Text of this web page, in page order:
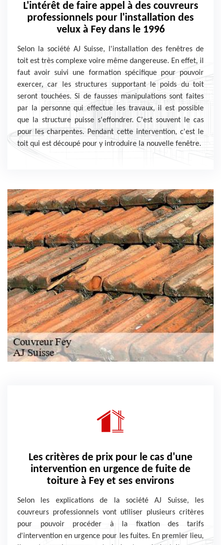
L'intérêt de faire appel à des couvreurs
professionnels pour l'installation des
velux à Fey dans le 1996
Selon la société AJ Suisse, l'installation des fenêtres de
toit est très complexe voire même dangereuse. En effet, il
faut avoir suivi une formation spécifique pour pouvoir
exercer, car les structures supportant le poids du toit
seront touchées. Si de fausses manipulations sont faites
par la personne qui effectue les travaux, il est possible
que la structure puisse s'effondrer. C'est souvent le cas
pour les charpentes. Pendant cette intervention, c'est le
toit qui est découpé pour y introduire la nouvelle fenêtre.
Les critères de prix pour le cas d'une
intervention en urgence de fuite de
toiture à Fey et ses environs
Selon les explications de la société AJ Suisse, les
couvreurs professionnels vont utiliser plusieurs critères
pour pouvoir procéder à la fixation des tarifs
d'intervention en urgence pour les fuites. En premier lieu,